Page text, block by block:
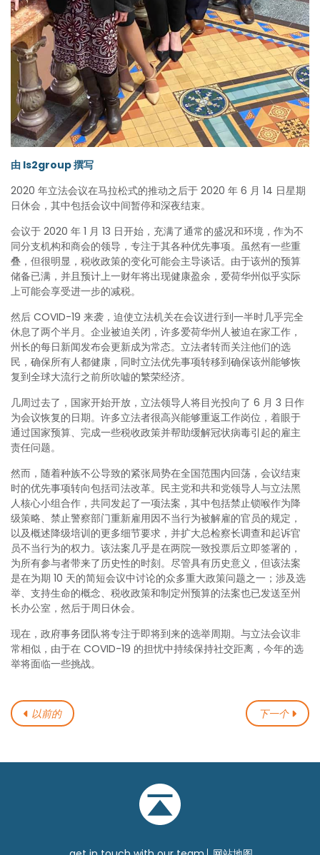
由 ls2group 撰写
2020 年立法会议在马拉松式的推动之后于 2020 年 6 月 14 日星期
日休会，其中包括会议中间暂停和深夜结束。
会议于 2020 年 1 月 13 日开始，充满了通常的盛况和环境，作为不
同分支机构和商会的领导，专注于其各种优先事项。虽然有一些重
叠，但很明显，税收政策的变化可能会主导谈话。由于该州的预算
储备已满，并且预计上一财年将出现健康盈余，爱荷华州似乎实际
上可能会享受进一步的减税。
然后 COVID-19 来袭，迫使立法机关在会议进行到一半时几乎完全
休息了两个半月。企业被迫关闭，许多爱荷华州人被迫在家工作，
州长的每日新闻发布会更新成为常态。立法者转而关注他们的选
民，确保所有人都健康，同时立法优先事项转移到确保该州能够恢
复到全球大流行之前所吹嘘的繁荣经济。
几周过去了，国家开始开放，立法领导人将目光投向了 6 月 3 日作
为会议恢复的日期。许多立法者很高兴能够重返工作岗位，着眼于
通过国家预算、完成一些税收政策并帮助缓解冠状病毒引起的雇主
责任问题。
然而，随着种族不公导致的紧张局势在全国范围内回荡，会议结束
时的优先事项转向包括司法改革。民主党和共和党领导人与立法黑
人核心小组合作，共同发起了一项法案，其中包括禁止锁喉作为降
级策略、禁止警察部门重新雇用因不当行为被解雇的官员的规定，
以及概述降级培训的更多细节要求，并扩大总检察长调查和起诉官
员不当行为的权力。该法案几乎是在两院一致投票后立即签署的，
为所有参与者带来了历史性的时刻。尽管具有历史意义，但该法案
是在为期 10 天的简短会议中讨论的众多重大政策问题之一；涉及选
举、支持生命的概念、税收政策和制定州预算的法案也已发送至州
长办公室，然后于周日休会。
现在，政府事务团队将专注于即将到来的选举周期。与立法会议非
常相似，由于在 COVID-19 的担忧中持续保持社交距离，今年的选
举将面临一些挑战。
以前的 下一个